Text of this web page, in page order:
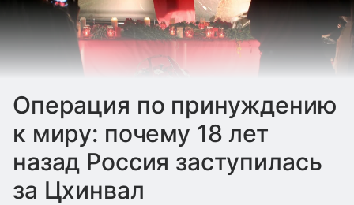
Операция по принуждению
к миру: почему 18 лет
назад Россия заступилась
за Цхинвал